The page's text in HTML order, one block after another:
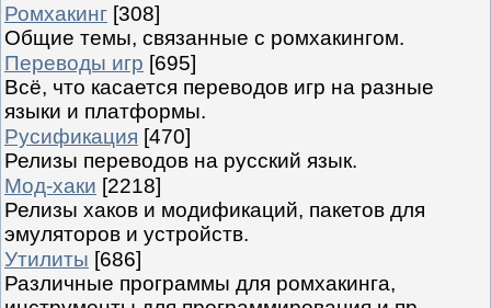
Ромхакинг [308]
Общие темы, связанные с ромхакингом.
Переводы игр [695]
Всё, что касается переводов игр на разные
языки и платформы.
Русификация [470]
Релизы переводов на русский язык.
Мод-хаки [2218]
Релизы хаков и модификаций, пакетов для
эмуляторов и устройств.
Утилиты [686]
Различные программы для ромхакинга,